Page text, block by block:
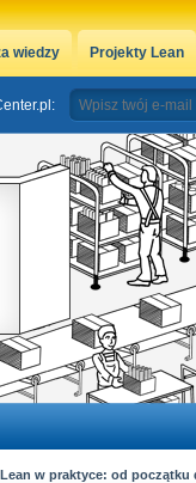
wiedzy Projekty Lean
Lean w praktyce: od początku